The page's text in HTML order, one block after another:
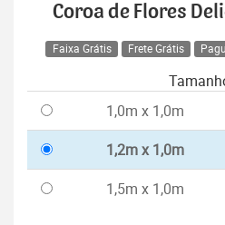
Coroa de Flores
Faixa Grátis Frete Grátis
1,0m x 1,0m
1,2m x 1,0m
1,5m x 1,0m